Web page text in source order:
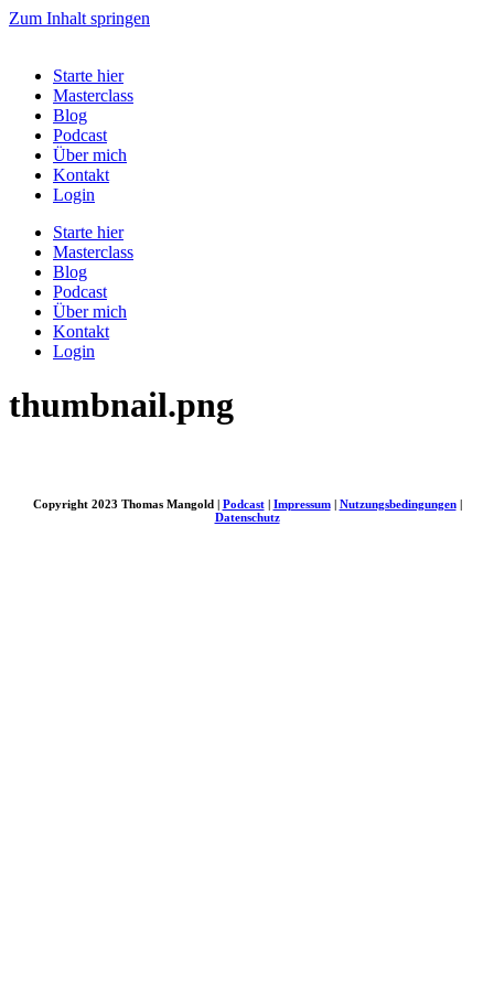
Zum Inhalt springen
Starte hier
Masterclass
Blog
Podcast
Über mich
Kontakt
Login
Starte hier
Masterclass
Blog
Podcast
Über mich
Kontakt
Login
thumbnail.png
Copyright 2023 Thomas Mangold | Podcast| Impressum| Nutzungsbedingungen|
Datenschutz